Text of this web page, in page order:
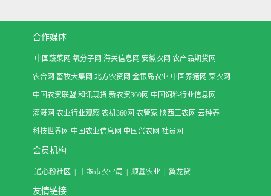
合作媒体
中国蔬菜网 氧分子网 海关信息网 安徽农网 农产品期货网
农合网 畜牧大集网 北方农资网 金银岛农业 中国养猪网 菜农网
中国农资联盟 和讯现货 新农资360网 中国饲料行业信息网
灌溉网 农业行业观察 农机360网 农管家 陕西三农网 云种养
科技世界网 中国农业信息网 中国兴农网 社员网
会员机构
通心粉社区 | 十堰市农业局 | 顺鑫农业 | 翼龙贷
友情链接